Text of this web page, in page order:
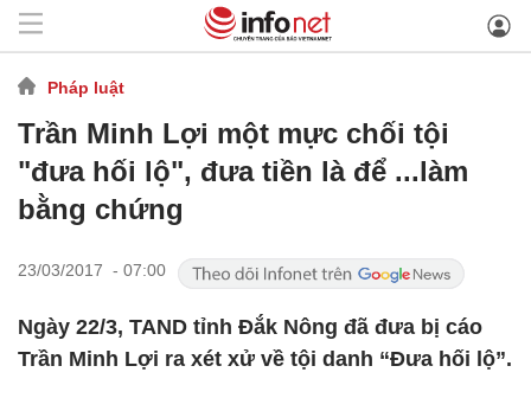
Pháp luật
Trần Minh Lợi một mực chối tội
"đưa hối lộ", đưa tiền là để ...làm
bằng chứng
23/03/2017 - 07:00
Ngày 22/3, TAND tỉnh Đắk Nông đã đưa bị cáo
Trần Minh Lợi ra xét xử về tội danh “Đưa hối lộ”.